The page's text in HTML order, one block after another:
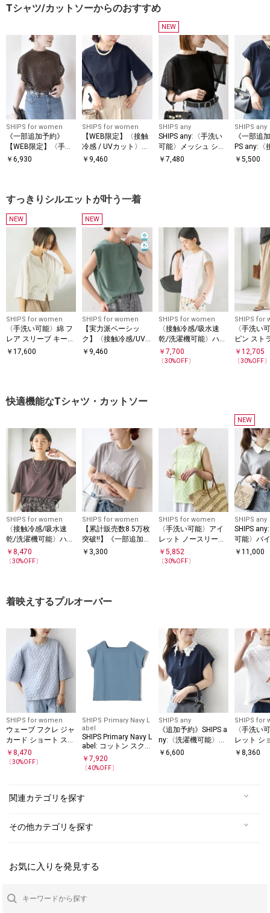
Tシャツ/カットソーからのおすすめ
SHIPS for women
《一部追加予約》
【WEB限定】〈手洗
い可能〉アイレット
￥ 6,930
SHIPS for women
【WEB限定】〈接触
冷感 / UVカット〉シ
アー オーガンジー コ
￥ 9,460
NEW
SHIPS any
SHIPS any:〈手洗い
可能〉メッシュ シア
ー ハンカチ スリーブ
￥ 7,480
SHIPS any
《一部追
PS any:〈
汗染み防
￥5,500
すっきりシルエットが叶う一着
NEW
SHIPS for women
〈手洗い可能〉綿 フ
レア スリーブ キーネ
ック カーディガン
￥ 17,600
NEW
SHIPS for women
【実力派ベーシッ
ク】〈接触冷感/UV
カット〉マイクロ パ
￥ 9,460
SHIPS for women
〈接触冷感/吸水速
乾/洗濯機可能〉ハイ
ゲージ ポンチ コクー
ン カットソー
￥ 7,700
〔30%OFF〕
SHIPS for
〈手洗い
ピン スト
地 ウエス
パンツ
￥12,705
〔30%OFF〕
快適機能なTシャツ・カットソー
SHIPS for women
〈接触冷感/吸水速
乾/洗濯機可能〉ハイ
ゲージ ポンチ ドルマ
ン カットソー
￥ 8,470
〔30%OFF〕
SHIPS for women
【累計販売数8.5万枚
突破!!】《一部追加予
約》【WEB限定】 SH
￥ 3,300
SHIPS for women
〈手洗い可能〉アイ
レット ノースリーブ
フレア プルオーバー
￥ 5,852
〔30%OFF〕
NEW
SHIPS any
SHIPS
可能〉バ
ョートス
￥11,000
着映えするプルオーバー
SHIPS for women
ウェーブ フクレ ジャ
カード ショート スリ
ーブ プルオーバー
￥ 8,470
〔30%OFF〕
SHIPS Primary Navy L
abel
SHIPS Primary Navy L
abel: コットン スクエ
ア ネック プルオーバ
ー
￥7,920
〔40%OFF〕
SHIPS any
《追加予約》SHIPS a
ny:〈洗濯機可能〉レ
ース カラー フレンチ
￥ 6,600
SHIPS for
〈手洗い
レット シ
ーブ プル
￥8,360
関連カテゴリを探す
その他カテゴリを探す
お気に入りを発見する